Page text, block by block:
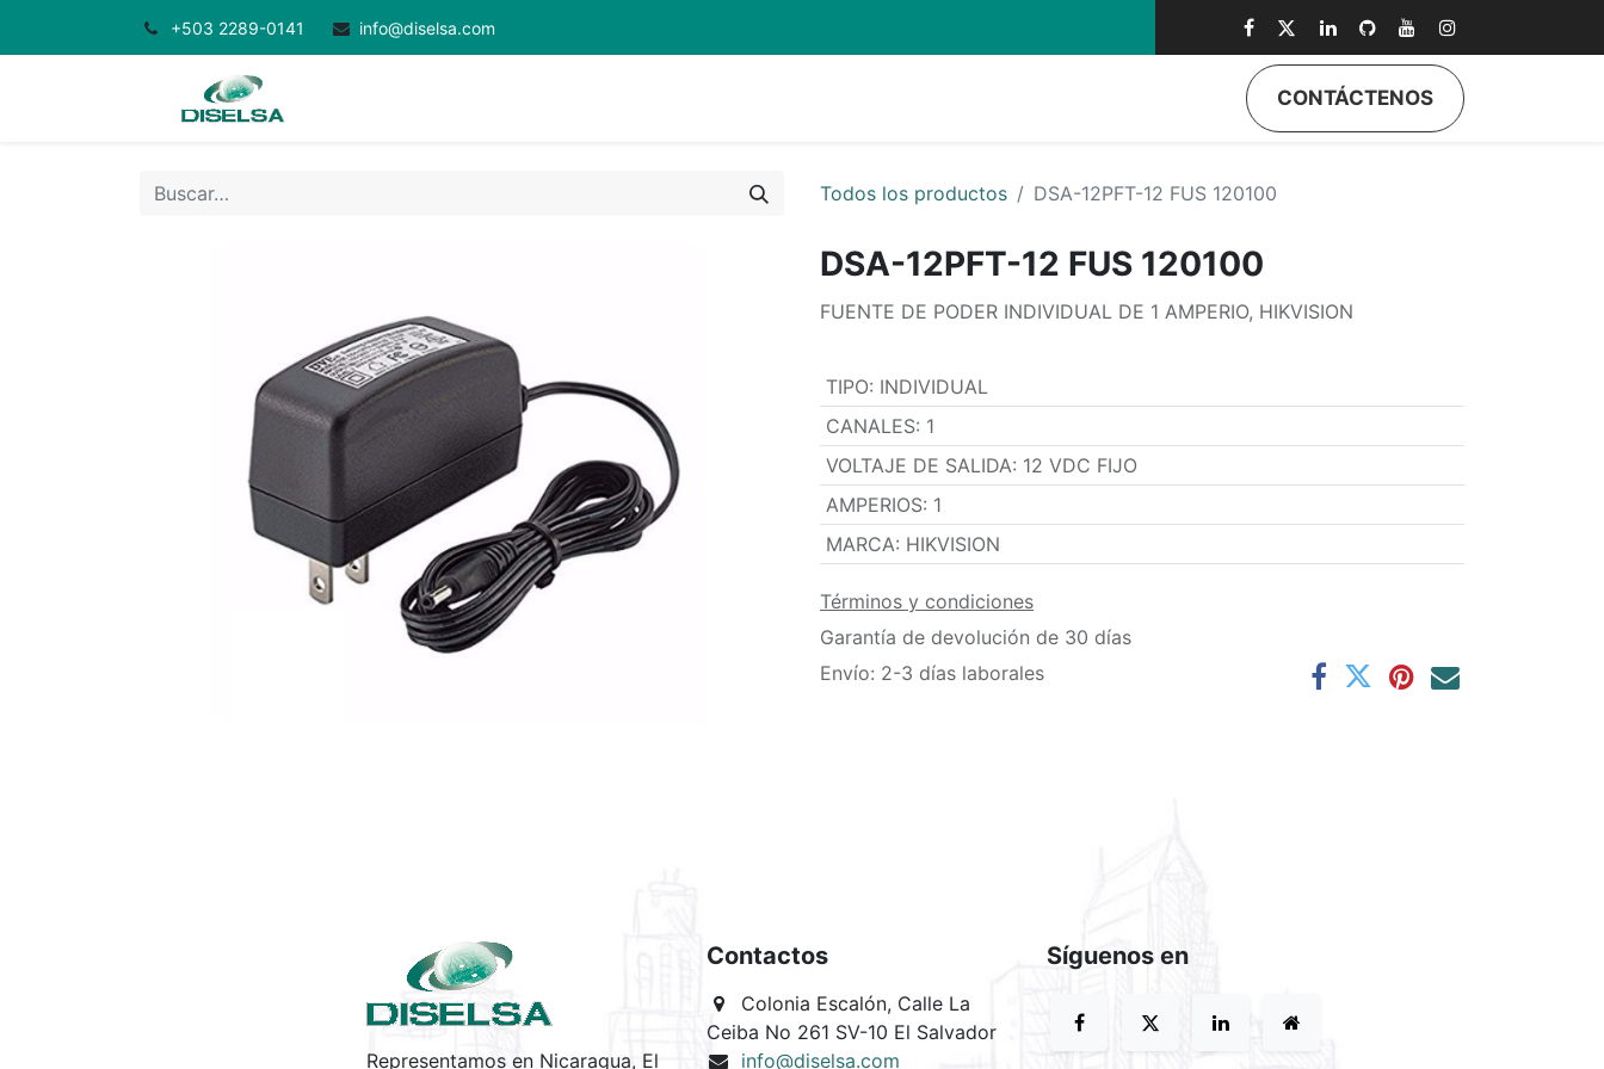
+503 2289-0141 info@diselsa.com
CONTÁCTENOS
Todos los productos DSA-12PFT-12 FUS 120100
DSA-12PFT-12 FUS 120100
FUENTE DE PODER INDIVIDUAL DE 1 AMPERIO, HIKVISION
TIPO: INDIVIDUAL
CANALES: 1
VOLTAJE DE SALIDA: 12 VDC FIJO
AMPERIOS: 1
MARCA: HIKVISION
Términos y condiciones
Garantía de devolución de 30 días
Envío: 2-3 días laborales
Representamos en Nicaragua, El
Contactos
Colonia Escalón, Calle La
Ceiba No 261 SV-10 El Salvador
info@diselsa.com
Síguenos en